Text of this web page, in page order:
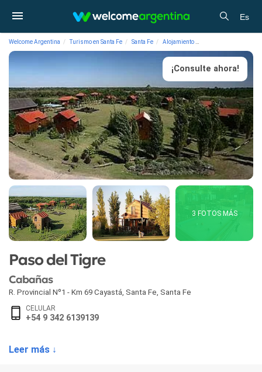
Es
Welcome Argentina Turismo en Santa Fe Santa Fe Alojamiento
¡Consulte ahora!
3 FOTOS MÁS
Paso del Tigre
Cabañas
R. Provincial Nº1 - Km 69 Cayastá, Santa Fe, Santa Fe
CELULAR
+54 9 342 6139139
Leer más ↓